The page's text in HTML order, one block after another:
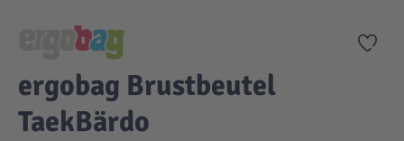
Zur
ergobag Brustbeutel
TaekBärdo